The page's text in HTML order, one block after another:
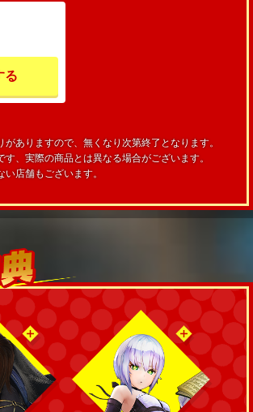
る
ありますので、無くなり次第終了となります。
、実際の商品とは異なる場合がございます。
店舗もございます。